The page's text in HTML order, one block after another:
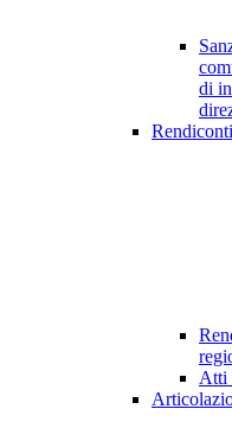
di
Atti